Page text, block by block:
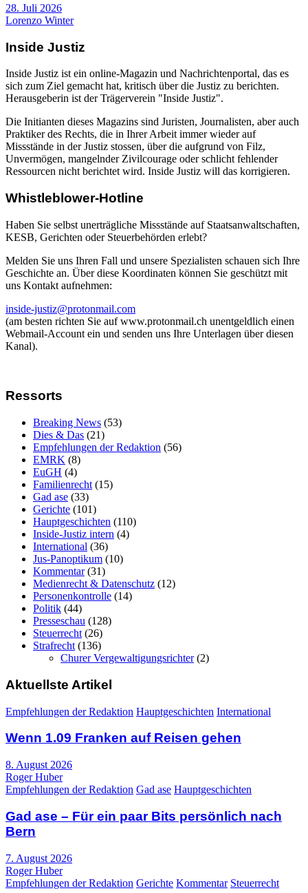
28. Juli 2026
Lorenzo Winter
Inside Justiz
Inside Justiz ist ein online-Magazin und Nachrichtenportal, das es
sich zum Ziel gemacht hat, kritisch über die Justiz zu berichten.
Herausgeberin ist der Trägerverein "Inside Justiz".
Die Initianten dieses Magazins sind Juristen, Journalisten, aber auch
Praktiker des Rechts, die in Ihrer Arbeit immer wieder auf
Missstände in der Justiz stossen, über die aufgrund von Filz,
Unvermögen, mangelnder Zivilcourage oder schlicht fehlender
Ressourcen nicht berichtet wird. Inside Justiz will das korrigieren.
Whistleblower-Hotline
Haben Sie selbst unerträgliche Missstände auf Staatsanwaltschaften,
KESB, Gerichten oder Steuerbehörden erlebt?
Melden Sie uns Ihren Fall und unsere Spezialisten schauen sich Ihre
Geschichte an. Über diese Koordinaten können Sie geschützt mit
uns Kontakt aufnehmen:
inside-justiz@protonmail.com
(am besten richten Sie auf www.protonmail.ch unentgeldlich einen
Webmail-Account ein und senden uns Ihre Unterlagen über diesen
Kanal).
Ressorts
Breaking News (53)
Dies & Das (21)
Empfehlungen der Redaktion (56)
EMRK (8)
EuGH (4)
Familienrecht (15)
Gad ase (33)
Gerichte (101)
Hauptgeschichten (110)
Inside-Justiz intern (4)
International (36)
Jus-Panoptikum (10)
Kommentar(31)
Medienrecht & Datenschutz (12)
Personenkontrolle (14)
Politik (44)
Presseschau (128)
Steuerrecht (26)
Strafrecht (136)
Churer Vergewaltigungsrichter(2)
Aktuellste Artikel
Empfehlungen der Redaktion Hauptgeschichten International
Wenn 1.09 Franken auf Reisen gehen
8. August 2026
Roger Huber
Empfehlungen der Redaktion Gad ase Hauptgeschichten
Gad ase – Für ein paar Bits persönlich nach
Bern
7. August 2026
Roger Huber
Empfehlungen der Redaktion Gerichte Kommentar Steuerrecht